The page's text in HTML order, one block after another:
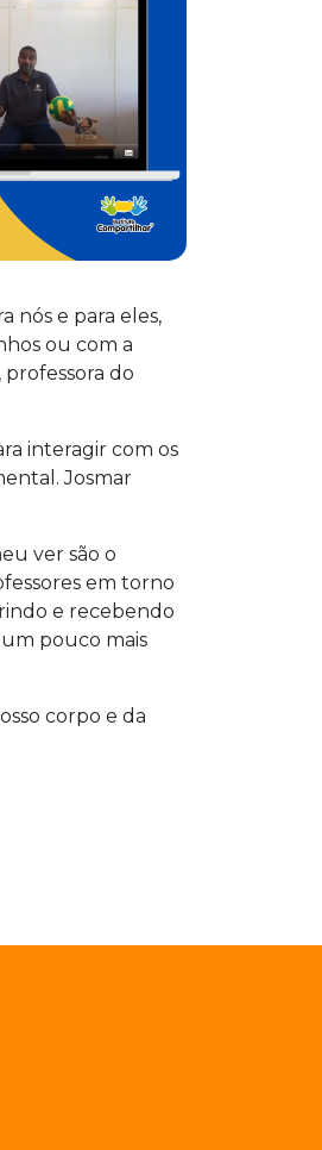
nós e para eles,
ou com a
do
interagir com os
Josmar
ver são o
em torno
e recebendo
pouco mais
corpo e da